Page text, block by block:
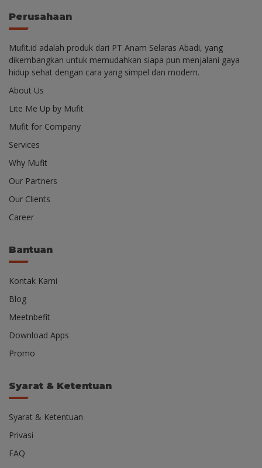
Perusahaan
Mufit.id adalah produk dari PT Anam Selaras Abadi, yang
dikembangkan untuk memudahkan siapa pun menjalani gaya
hidup sehat dengan cara yang simpel dan modern.
About Us
Lite Me Up by Mufit
Mufit for Company
Services
Why Mufit
Our Partners
Our Clients
Career
Bantuan
Kontak Kami
Blog
Meetnbefit
Download Apps
Promo
Syarat & Ketentuan
Syarat & Ketentuan
Privasi
FAQ